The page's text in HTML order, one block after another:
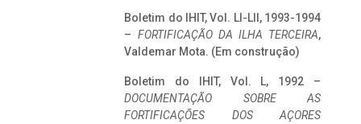
Boletim do IHIT, Vol. LI-LII, 1993-1994
– FORTIFICAÇÃO DA ILHA TERCEIRA,
Valdemar Mota. (Em construção)
Boletim do IHIT, Vol. L, 1992 –
DOCUMENTAÇÃO SOBRE AS
FORTIFICAÇÕES DOS AÇORES